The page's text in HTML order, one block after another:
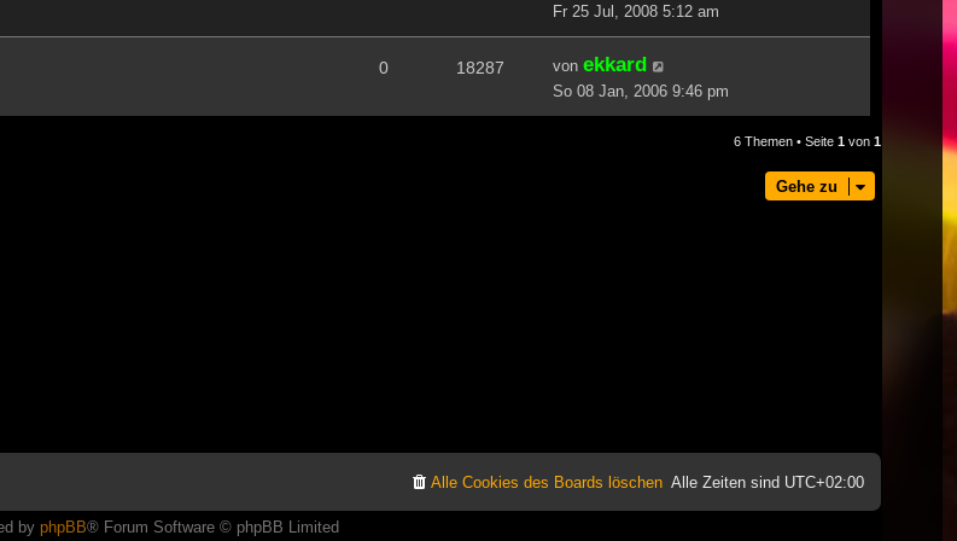
Fr 25 Jul, 2008 5:12 am
0 18287 von ekkard
So 08 Jan, 2006 9:46 pm
6 Themen • Seite 1 von 1
Gehe zu
Alle Zeiten sind UTC+02:00
Alle Cookies des Boards löschen
by phpBB® Forum Software © phpBB Limited